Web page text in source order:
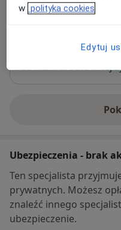
W tym gabinecie nie
Co mam zrobić w tej
Ubezpieczenia - brak
Ten specjalista
prywatnych. Możesz
znaleźć innego
ubezpieczenie.
w polityka cookies
Edytuj